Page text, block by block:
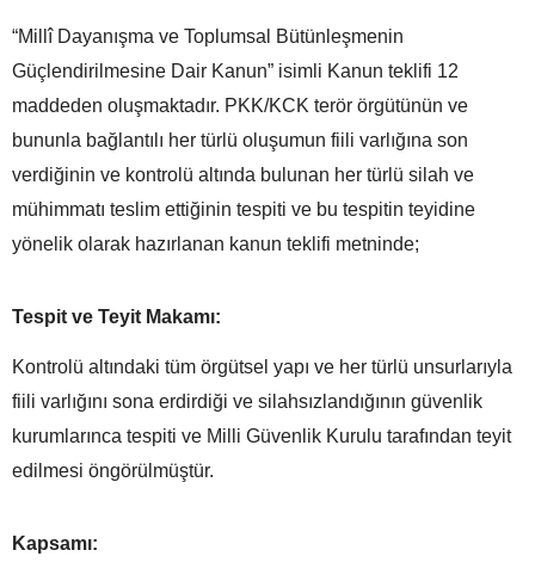
“Millî Dayanışma ve Toplumsal Bütünleşmenin
Güçlendirilmesine Dair Kanun” isimli Kanun teklifi 12
maddeden oluşmaktadır. PKK/KCK terör örgütünün ve
bununla bağlantılı her türlü oluşumun fiili varlığına son
verdiğinin ve kontrolü altında bulunan her türlü silah ve
mühimmatı teslim ettiğinin tespiti ve bu tespitin teyidine
yönelik olarak hazırlanan kanun teklifi metninde;
Tespit ve Teyit Makamı:
Kontrolü altındaki tüm örgütsel yapı ve her türlü unsurlarıyla
fiili varlığını sona erdirdiği ve silahsızlandığının güvenlik
kurumlarınca tespiti ve Milli Güvenlik Kurulu tarafından teyit
edilmesi öngörülmüştür.
Kapsamı: